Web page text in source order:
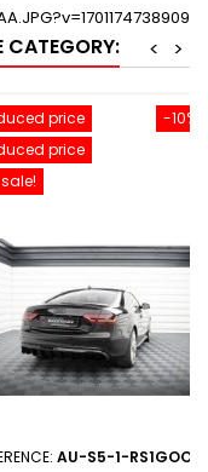
CATEGORY: >
<
-10%
price
price
AU-S5-1-RS1GOO_